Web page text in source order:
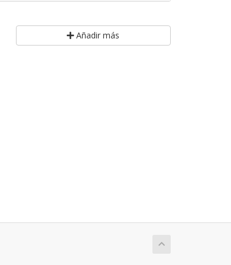
Añadir más